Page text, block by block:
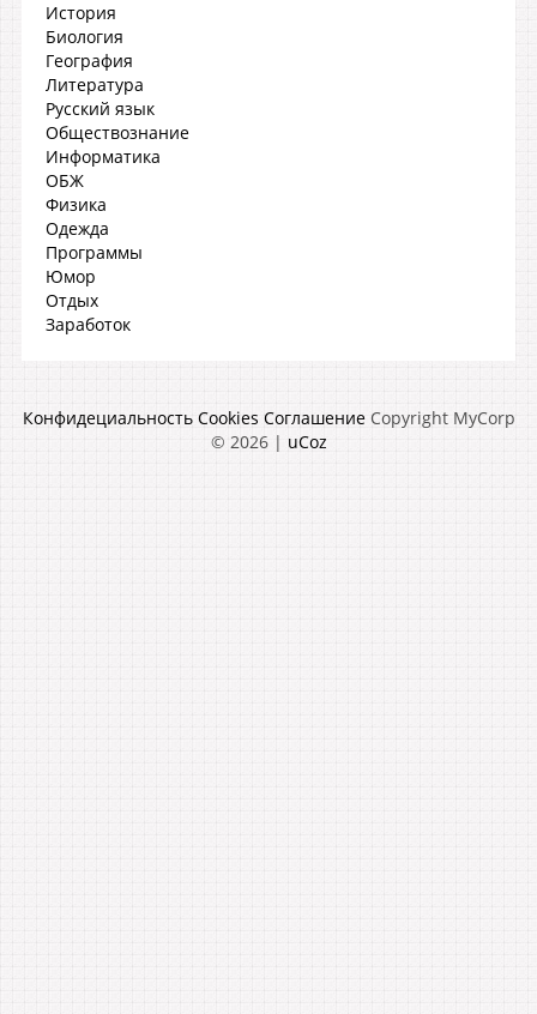
История
Биология
География
Литература
Русский язык
Обществознание
Информатика
ОБЖ
Физика
Одежда
Программы
Юмор
Отдых
Заработок
Конфидециальность Cookies Соглашение Copyright MyCorp
© 2026| uCoz